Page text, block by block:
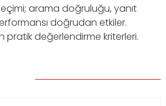
arama doğruluğu, yanıt
doğrudan etkiler.
pratik değerlendirme kriterleri.